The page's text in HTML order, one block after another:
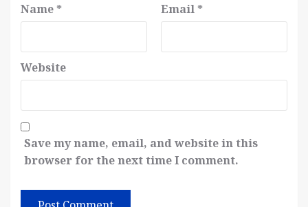
Name * Email *
Website
Save my name, email, and website in this
browser for the next time I comment.